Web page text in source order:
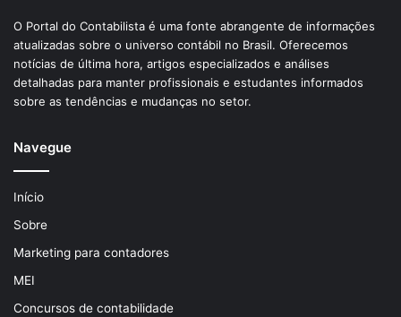
O Portal do Contabilista é uma fonte abrangente de informações
atualizadas sobre o universo contábil no Brasil. Oferecemos
notícias de última hora, artigos especializados e análises
detalhadas para manter profissionais e estudantes informados
sobre as tendências e mudanças no setor.
Navegue
Início
Sobre
Marketing para contadores
MEI
Concursos de contabilidade